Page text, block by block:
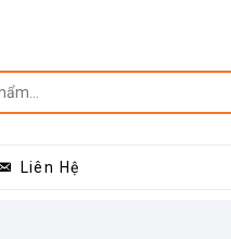
Liên Hệ